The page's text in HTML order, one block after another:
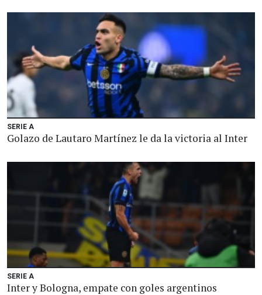
SERIE A
Golazo de Lautaro Martínez le da la victoria al Inter
SERIE A
Inter y Bologna, empate con goles argentinos